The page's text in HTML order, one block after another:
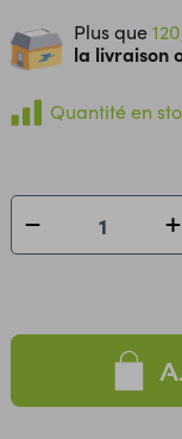
Plus que
la livraison
Quantité en